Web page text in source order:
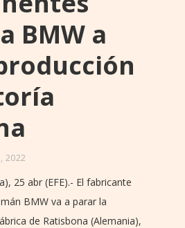
BMW a
2022
25 abr (EFE).- El fabricante
BMW va a parar la
de Ratisbona (Alemania),